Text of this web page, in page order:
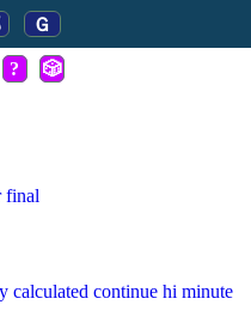
Ｇ
? 🎲
final
calculated continue hi minute